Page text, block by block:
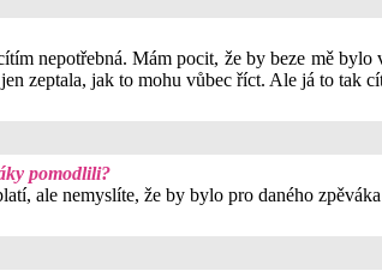
nepotřebná. Mám pocit, že by beze mě
zeptala, jak to mohu vůbec říct. Ale já to tak
pomodlili?
ale nemyslíte, že by bylo pro daného